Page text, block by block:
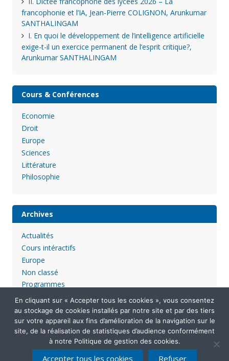
francophonie et l’IA, Jean-Pierre COLIGNON, Arunkumar
SANTHALINGAM
I. En quoi le développement de l’intelligence artificielle
exige-t-il un exercice permanent de l’esprit critique?,
Arunkumar SANTHALINGAM
Cours & Conférences
Economie
Droit
Europe
Sciences
Littérature
Philosophie
Archives
Actualités
Cours intéractifs
Europe
Non classé
Programmes
En cliquant sur « Accepter tous les cookies », vous consentez
au stockage de cookies installés par notre site et par des tiers
sur votre appareil aux fins d’amélioration de la navigation sur le
site, de la réalisation de statistiques d’audience conformément
à notre Politique de gestion des cookies.
Accepter tous les cookies Refuser